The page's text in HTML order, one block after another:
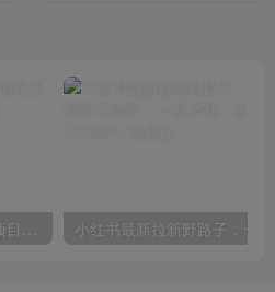
无限接码撸红包单号0.75项目无偿分享给你【揭秘】